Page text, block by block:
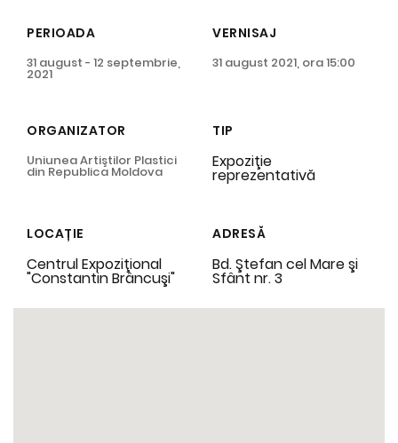
PERIOADA
31 august - 12 septembrie,
2021
VERNISAJ
31 august 2021, ora 15:00
ORGANIZATOR
Uniunea Artiştilor Plastici
din Republica Moldova
TIP
Expoziţie
reprezentativă
LOCAȚIE
Centrul Expoziţional
"Constantin Brâncuşi"
ADRESĂ
Bd. Ştefan cel Mare şi
Sfânt nr. 3